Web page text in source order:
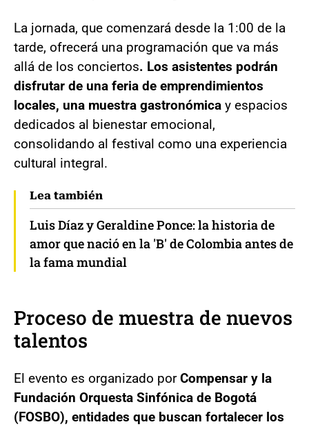
La jornada, que comenzará desde la 1:00 de la
tarde, ofrecerá una programación que va más
allá de los conciertos. Los asistentes podrán
disfrutar de una feria de emprendimientos
locales, una muestra gastronómica y espacios
dedicados al bienestar emocional,
consolidando al festival como una experiencia
cultural integral.
Lea también
Luis Díaz y Geraldine Ponce: la historia de
amor que nació en la 'B' de Colombia antes de
la fama mundial
Proceso de muestra de nuevos
talentos
El evento es organizado porCompensar y la
Fundación Orquesta Sinfónica de Bogotá
(FOSBO), entidades que buscan fortalecer los